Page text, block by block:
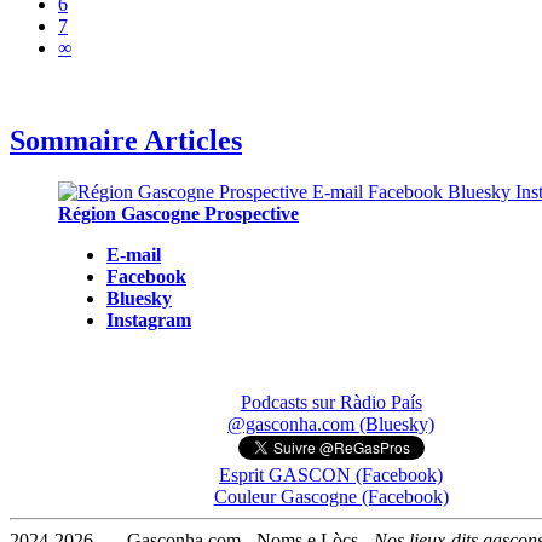
6
7
∞
Sommaire Articles
Région Gascogne Prospective
E-mail
Facebook
Bluesky
Instagram
Podcasts sur Ràdio País
@gasconha.com (Bluesky)
Esprit GASCON (Facebook)
Couleur Gascogne (Facebook)